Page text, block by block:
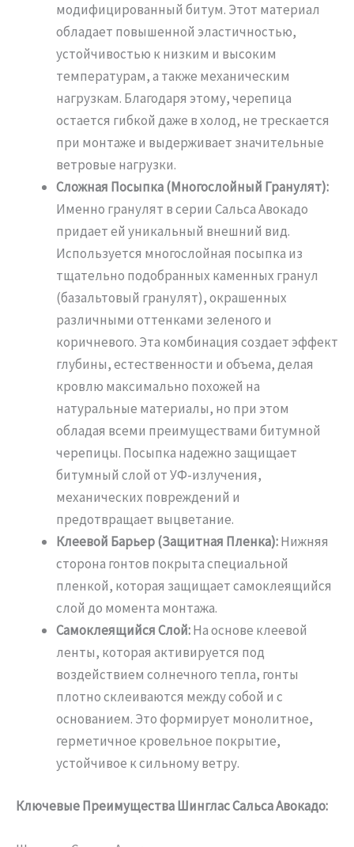
модифицированный битум. Этот материал
обладает повышенной эластичностью,
устойчивостью к низким и высоким
температурам, а также механическим
нагрузкам. Благодаря этому, черепица
остается гибкой даже в холод, не трескается
при монтаже и выдерживает значительные
ветровые нагрузки.
Сложная Посыпка (Многослойный Гранулят):
Именно гранулят в серии Сальса Авокадо
придает ей уникальный внешний вид.
Используется многослойная посыпка из
тщательно подобранных каменных гранул
(базальтовый гранулят), окрашенных
различными оттенками зеленого и
коричневого. Эта комбинация создает эффект
глубины, естественности и объема, делая
кровлю максимально похожей на
натуральные материалы, но при этом
обладая всеми преимуществами битумной
черепицы. Посыпка надежно защищает
битумный слой от УФ-излучения,
механических повреждений и
предотвращает выцветание.
Клеевой Барьер (Защитная Пленка):Нижняя
сторона гонтов покрыта специальной
пленкой, которая защищает самоклеящийся
слой до момента монтажа.
Самоклеящийся Слой:На основе клеевой
ленты, которая активируется под
воздействием солнечного тепла, гонты
плотно склеиваются между собой и с
основанием. Это формирует монолитное,
герметичное кровельное покрытие,
устойчивое к сильному ветру.
Ключевые Преимущества Шинглас Сальса Авокадо: